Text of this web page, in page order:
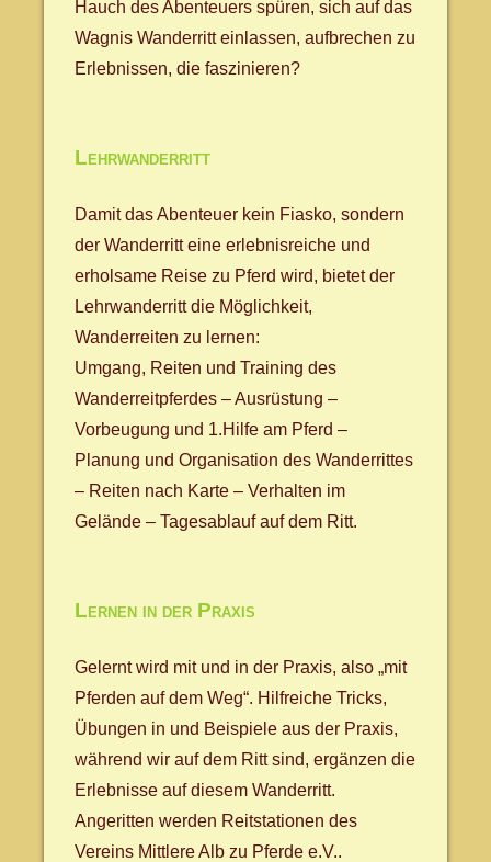
Hauch des Abenteuers spüren, sich auf das
Wagnis Wanderritt einlassen, aufbrechen zu
Erlebnissen, die faszinieren?
Lehrwanderritt
Damit das Abenteuer kein Fiasko, sondern
der Wanderritt eine erlebnisreiche und
erholsame Reise zu Pferd wird, bietet der
Lehrwanderritt die Möglichkeit,
Wanderreiten zu lernen:
Umgang, Reiten und Training des
Wanderreitpferdes – Ausrüstung –
Vorbeugung und 1.Hilfe am Pferd –
Planung und Organisation des Wanderrittes
– Reiten nach Karte – Verhalten im
Gelände – Tagesablauf auf dem Ritt.
Lernen in der Praxis
Gelernt wird mit und in der Praxis, also „mit
Pferden auf dem Weg“. Hilfreiche Tricks,
Übungen in und Beispiele aus der Praxis,
während wir auf dem Ritt sind, ergänzen die
Erlebnisse auf diesem Wanderritt.
Angeritten werden Reitstationen des
Vereins Mittlere Alb zu Pferde e.V..